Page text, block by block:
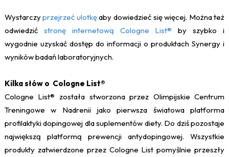
Wystarczyprzejrzeć ulotkęaby dowiedzieć się więcej. Można też
odwiedzić stronę internetową Cologne List® by szybko i
wygodnie uzyskać dostęp do informacji o produktach Synergy i
wyników badań laboratoryjnych.
Kilka słów o Cologne List®
Cologne List® została stworzona przez Olimpijskie Centrum
Treningowe w Nadrenii jako pierwsza światowa platforma
profilaktyki dopingowej dla suplementów diety. Do dziś pozostaje
największą platformą prewencji antydopingowej. Wszystkie
produkty zatwierdzone przez Cologne List pomyślnie przeszły